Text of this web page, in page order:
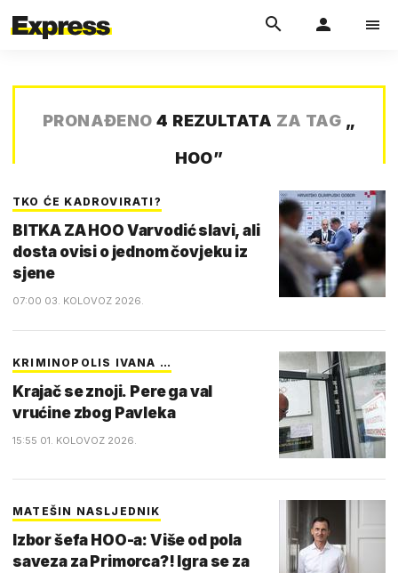
PRONAĐENO 4 REZULTATA ZA TAG „
HOO”
TKO ĆE KADROVIRATI?
BITKA ZA HOO Varvodić slavi, ali
dosta ovisi o jednom čovjeku iz
sjene
07:00 03. KOLOVOZ 2026.
KRIMINOPOLIS IVANA …
Krajač se znoji. Pere ga val
vrućine zbog Pavleka
15:55 01. KOLOVOZ 2026.
MATEŠIN NASLJEDNIK
Izbor šefa HOO-a: Više od pola
saveza za Primorca?! Igra se za